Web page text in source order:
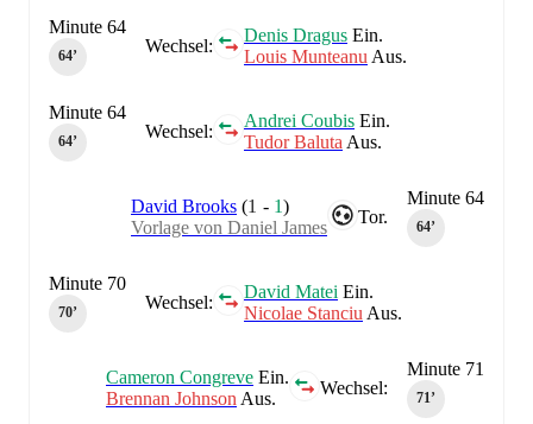
Wechsel:
Denis Dragus Ein.
Louis Munteanu Aus.
Minute 64
64‎’‎
Wechsel:
Andrei Coubis Ein.
Tudor Baluta Aus.
Minute 64
64‎’‎
Minute 64
64‎’‎
Tor.
David Brooks (1 - 1)
Vorlage von Daniel James
Wechsel:
David Matei Ein.
Nicolae Stanciu Aus.
Minute 70
70‎’‎
Minute 71
71‎’‎
Wechsel:
Cameron Congreve Ein.
Brennan Johnson Aus.